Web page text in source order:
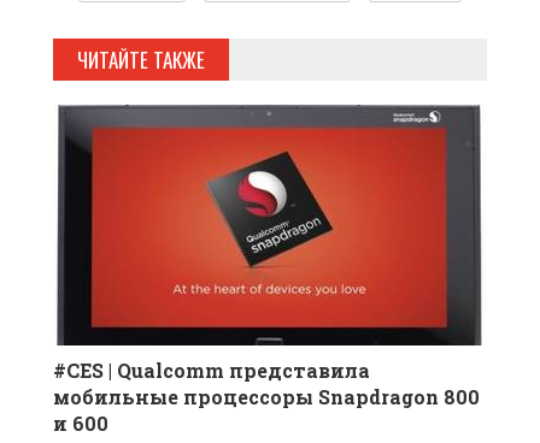
ЧИТАЙТЕ ТАКЖЕ
#CES | Qualcomm представила
мобильные процессоры Snapdragon 800
и 600